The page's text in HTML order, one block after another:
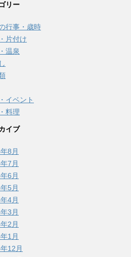
リー
行事・歳時
片付け
温泉
イベント
料理
イブ
8月
7月
6月
5月
4月
3月
2月
1月
12月